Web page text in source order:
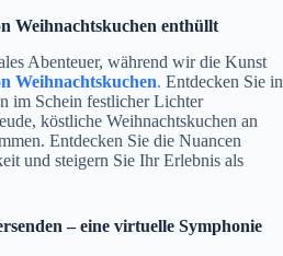
Weihnachtskuchen enthüllt
Abenteuer, während wir die Kunst
Weihnachtskuchen. Entdecken Sie in
im Schein festlicher Lichter
köstliche Weihnachtskuchen an
Entdecken Sie die Nuancen
und steigern Sie Ihr Erlebnis als
– eine virtuelle Symphonie